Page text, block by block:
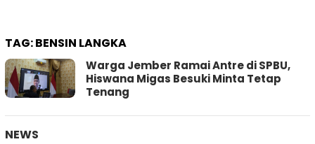
TAG:BENSIN LANGKA
Warga Jember Ramai Antre di SPBU,
Hiswana Migas Besuki Minta Tetap
Tenang
NEWS